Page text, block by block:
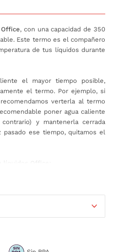
, con una capacidad de 350
Este termo es el compañero
de tus líquidos durante
el mayor tiempo posible,
el termo. Por ejemplo, si
verterla al termo
poner agua caliente
y mantenerla cerrada
pasado ese tiempo, quitamos el
entre 8-10 horas